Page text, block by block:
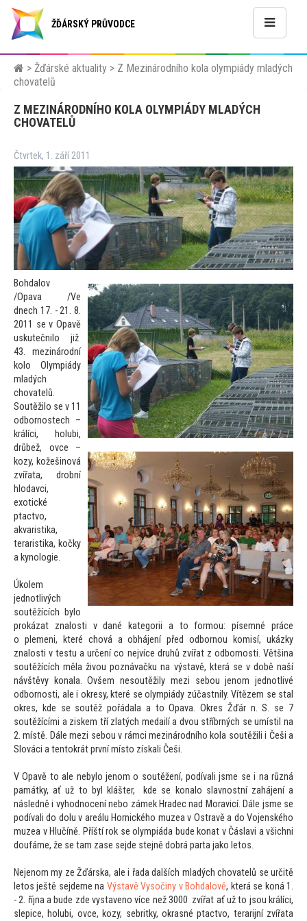
ŽĎÁRSKÝ PRŮVODCE
> Žďárské aktuality > Z Mezinárodního kola olympiády mladých
chovatelů
Z MEZINÁRODNÍHO KOLA OLYMPIÁDY MLADÝCH
CHOVATELŮ
Čtvrtek, 1. září 2011
Bohdalov
/Opava /Ve
dnech 17. - 21. 8.
2011 se v Opavě
uskutečnilo již
43. mezinárodní
kolo Olympiády
mladých
chovatelů.
Soutěžilo se v 11
odbornostech –
králíci, holubi,
drůbež, ovce –
kozy, kožešinová
zvířata, drobní
hlodavci,
exotické
ptactvo,
akvaristika,
teraristika, kočky
a kynologie.
Úkolem
jednotlivých
soutěžících bylo
prokázat znalosti v dané kategorii a to formou: písemné práce
o plemeni, které chová a obhájení před odbornou komisí, ukázky
znalosti v testu a určení co nejvíce druhů zvířat z odbornosti. Většina
soutěžících měla živou poznávačku na výstavě, která se v době naší
návštěvy konala. Ovšem nesoutěžily mezi sebou jenom jednotlivé
odbornosti, ale i okresy, které se olympiády zúčastnily. Vítězem se stal
okres, kde se soutěž pořádala a to Opava. Okres Žďár n. S. se 7
soutěžícími a ziskem tří zlatých medailí a dvou stříbrných se umístil na
2. místě. Dále mezi sebou v rámci mezinárodního kola soutěžili i Češi a
Slováci a tentokrát první místo získali Češi.
V Opavě to ale nebylo jenom o soutěžení, podívali jsme se i na různá
památky, ať už to byl klášter, kde se konalo slavnostní zahájení a
následně i vyhodnocení nebo zámek Hradec nad Moravicí. Dále jsme se
podívali do dolu v areálu Hornického muzea v Ostravě a do Vojenského
muzea v Hlučíně. Příští rok se olympiáda bude konat v Čáslavi a všichni
doufáme, že se tam zase sejde stejně dobrá parta jako letos.
Nejenom my ze Žďárska, ale i řada dalších mladých chovatelů se určitě
letos ještě sejdeme na Výstavě Vysočiny v Bohdalově, která se koná 1.
- 2. října a bude zde vystaveno více než 3000 zvířat ať užto jsou králíci,
slepice, holubi, ovce, kozy, sebritky, okrasné ptactvo, terarijní zvířata